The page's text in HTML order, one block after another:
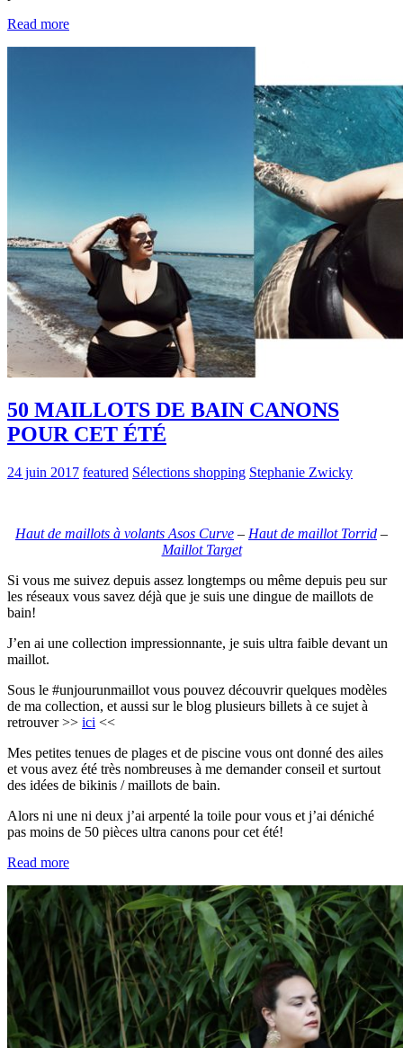
Read more
50 MAILLOTS DE BAIN CANONS
POUR CET ÉTÉ
24 juin 2017 featured Sélections shopping Stephanie Zwicky
Haut de maillots à volants Asos Curve – Haut de maillot Torrid –
Maillot Target
Si vous me suivez depuis assez longtemps ou même depuis peu sur
les réseaux vous savez déjà que je suis une dingue de maillots de
bain!
J’en ai une collection impressionnante, je suis ultra faible devant un
maillot.
Sous le #unjourunmaillot vous pouvez découvrir quelques modèles
de ma collection, et aussi sur le blog plusieurs billets à ce sujet à
retrouver >> ici <<
Mes petites tenues de plages et de piscine vous ont donné des ailes
et vous avez été très nombreuses à me demander conseil et surtout
des idées de bikinis / maillots de bain.
Alors ni une ni deux j’ai arpenté la toile pour vous et j’ai déniché
pas moins de 50 pièces ultra canons pour cet été!
Read more